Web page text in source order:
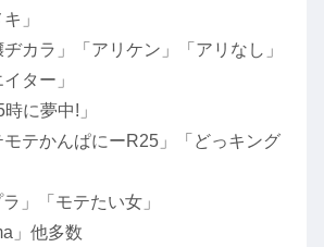
」
ヂカラ」「アリケン」「アリなし」
ター」
に夢中!」
モテかんぱにーR25」「どっキング
ラ」「モテたい女」
」他多数